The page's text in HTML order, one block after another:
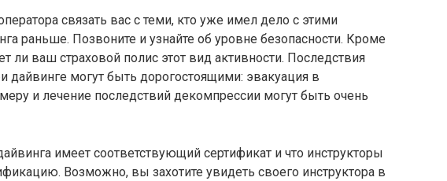
связать вас с теми, кто уже имел дело с этими
раньше. Позвоните и узнайте об уровне безопасности. Кроме
ли ваш страховой полис этот вид активности. Последствия
дайвинге могут быть дорогостоящими: эвакуация в
и лечение последствий декомпрессии могут быть очень
имеет соответствующий сертификат и что инструкторы
Возможно, вы захотите увидеть своего инструктора в